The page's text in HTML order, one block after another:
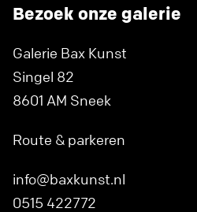
Bezoek onze galerie
Galerie Bax Kunst
Singel 82
8601 AM Sneek
Route & parkeren
info@baxkunst.nl
0515 422772